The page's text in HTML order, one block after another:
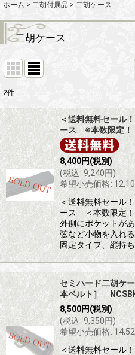
ホーム > 二胡付属品 > 二胡ケース
二胡ケース
並び順
絞
2件
＜送料無料セール
ース ※本数限定！
8,400円(税別)
(税込: 9,240円)
希望小売価格:
＜送料無料セール
ース ＜本数限定！
外側にポケットが
弦など小物を入れ
固定タイプ、縦持ち…
セミハード二胡ケ
本ベルト］
8,500円(税別)
(税込: 9,350円)
希望小売価格:
＜送料無料セール